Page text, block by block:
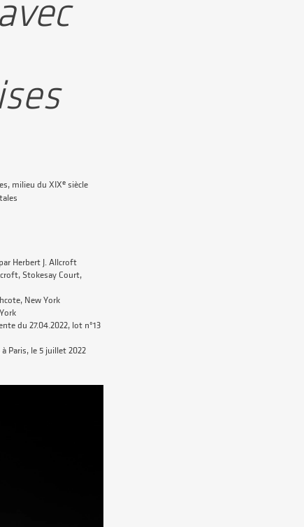
milieu du XIXe siècle
Herbert J. Allcroft
Stokesay Court,
New York
du 27.04.2022, lot n°13
Paris, le 5 juillet 2022